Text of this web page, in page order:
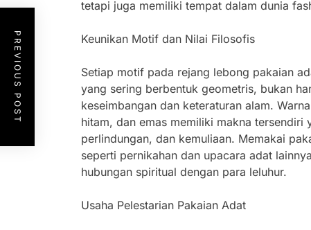
tetapi juga memiliki tempat dalam dunia
Keunikan Motif dan Nilai Filosofis
Setiap motif pada rejang lebong pakaian
yang sering berbentuk geometris, bukan
keseimbangan dan keteraturan alam.
hitam, dan emas memiliki makna tersendiri
perlindungan, dan kemuliaan. Memakai
seperti pernikahan dan upacara adat
hubungan spiritual dengan para leluhur.
Usaha Pelestarian Pakaian Adat
PREVIOUS POST